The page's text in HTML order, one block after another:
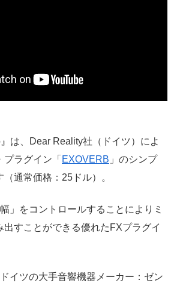
は、Dear Reality社（ドイツ）によ
ラグイン「 EXOVERB 」のシンプ
通常価格：25ドル）。
」をコントロールすることによりミ
出すことができる優れたFXプラグイ
イツの大手音響機器メーカー：ゼン